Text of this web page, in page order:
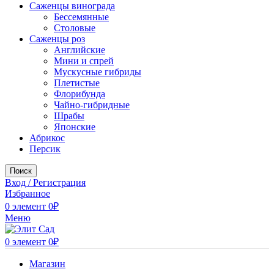
Саженцы винограда
Бессемянные
Столовые
Саженцы роз
Английские
Мини и спрей
Мускусные гибриды
Плетистые
Флорибунда
Чайно-гибридные
Шрабы
Японские
Абрикос
Персик
Поиск
Вход / Регистрация
Избранное
0 элемент 0₽
Меню
0 элемент 0₽
Магазин